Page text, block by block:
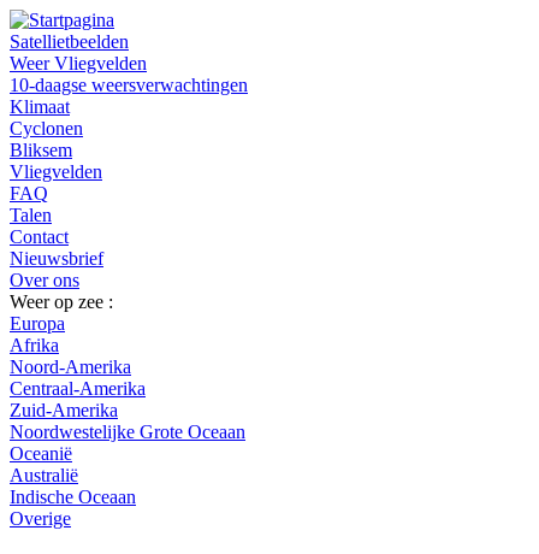
Satellietbeelden
Weer Vliegvelden
10-daagse weersverwachtingen
Klimaat
Cyclonen
Bliksem
Vliegvelden
FAQ
Talen
Contact
Nieuwsbrief
Over ons
Weer op zee :
Europa
Afrika
Noord-Amerika
Centraal-Amerika
Zuid-Amerika
Noordwestelijke Grote Oceaan
Oceanië
Australië
Indische Oceaan
Overige